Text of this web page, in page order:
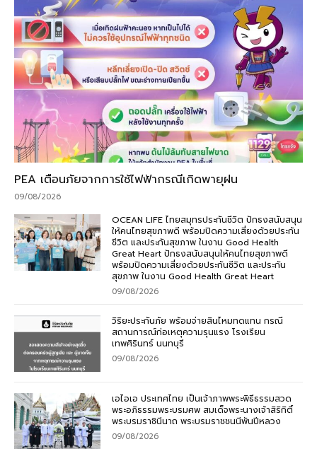
PEA เตือนภัยจากการใช้ไฟฟ้ากรณีเกิดพายุฝน
09/08/2026
OCEAN LIFE ไทยสมุทรประกันชีวิต ปักธงสนับสนุน
ให้คนไทยสุขภาพดี พร้อมปิดความเสี่ยงด้วยประกัน
ชีวิต และประกันสุขภาพ ในงาน Good Health
Great Heart ปักธงสนับสนุนให้คนไทยสุขภาพดี
พร้อมปิดความเสี่ยงด้วยประกันชีวิต และประกัน
สุขภาพ ในงาน Good Health Great Heart
09/08/2026
วิริยะประกันภัย พร้อมจ่ายสินไหมทดแทน กรณี
สถานการณ์ก่อเหตุความรุนแรง โรงเรียน
เทพศิรินทร์ นนทบุรี
09/08/2026
เอไอเอ ประเทศไทย เป็นเจ้าภาพพระพิธีธรรมสวด
พระอภิธรรมพระบรมศพ สมเด็จพระนางเจ้าสิริกิติ์
พระบรมราชินีนาถ พระบรมราชชนนีพันปีหลวง
09/08/2026